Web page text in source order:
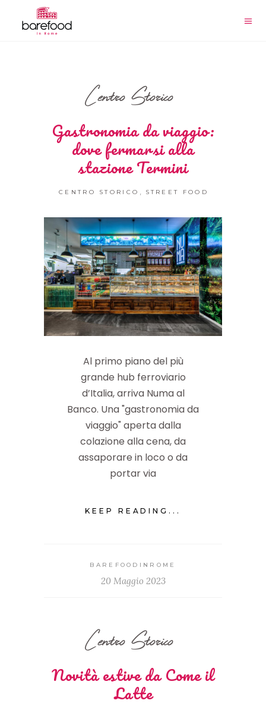
Centro Storico
Gastronomia da viaggio:
dove fermarsi alla
stazione Termini
CENTRO STORICO STREET FOOD
Al primo piano del più
grande hub ferroviario
d’Italia, arriva Numa al
Banco. Una "gastronomia da
viaggio" aperta dalla
colazione alla cena, da
assaporare in loco o da
portar via
KEEP READING...
BAREFOODINROME
20 Maggio 2023
Centro Storico
Novità estive da Come il
Latte